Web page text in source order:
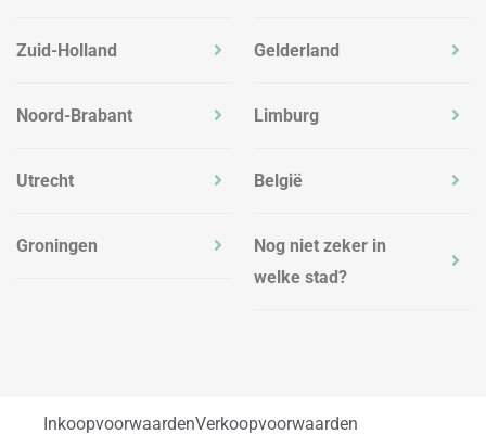
Zuid-Holland
Noord-Brabant
Utrecht
Groningen
Gelderland
Limburg
België
Nog niet zeker in
welke stad?
InkoopvoorwaardenVerkoopvoorwaarden